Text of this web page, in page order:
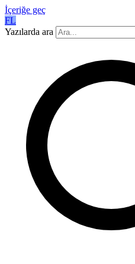
İçeriğe geç
FL
Yazılarda ara